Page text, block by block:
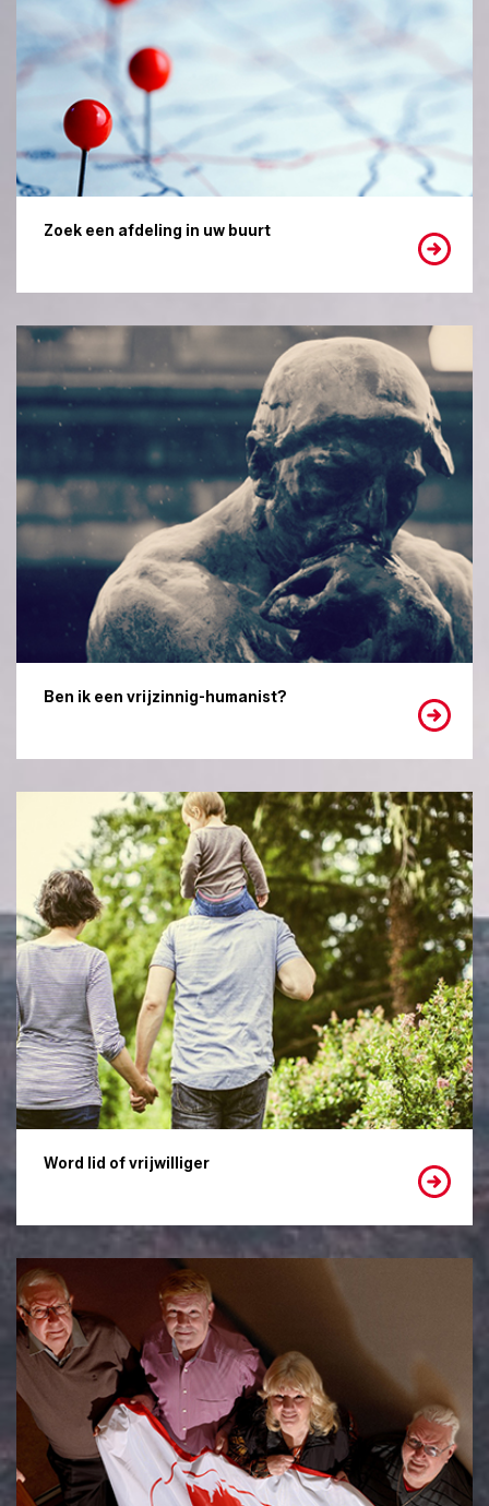
Zoek een afdeling in uw buurt
Ben ik een vrijzinnig-humanist?
Word lid of vrijwilliger